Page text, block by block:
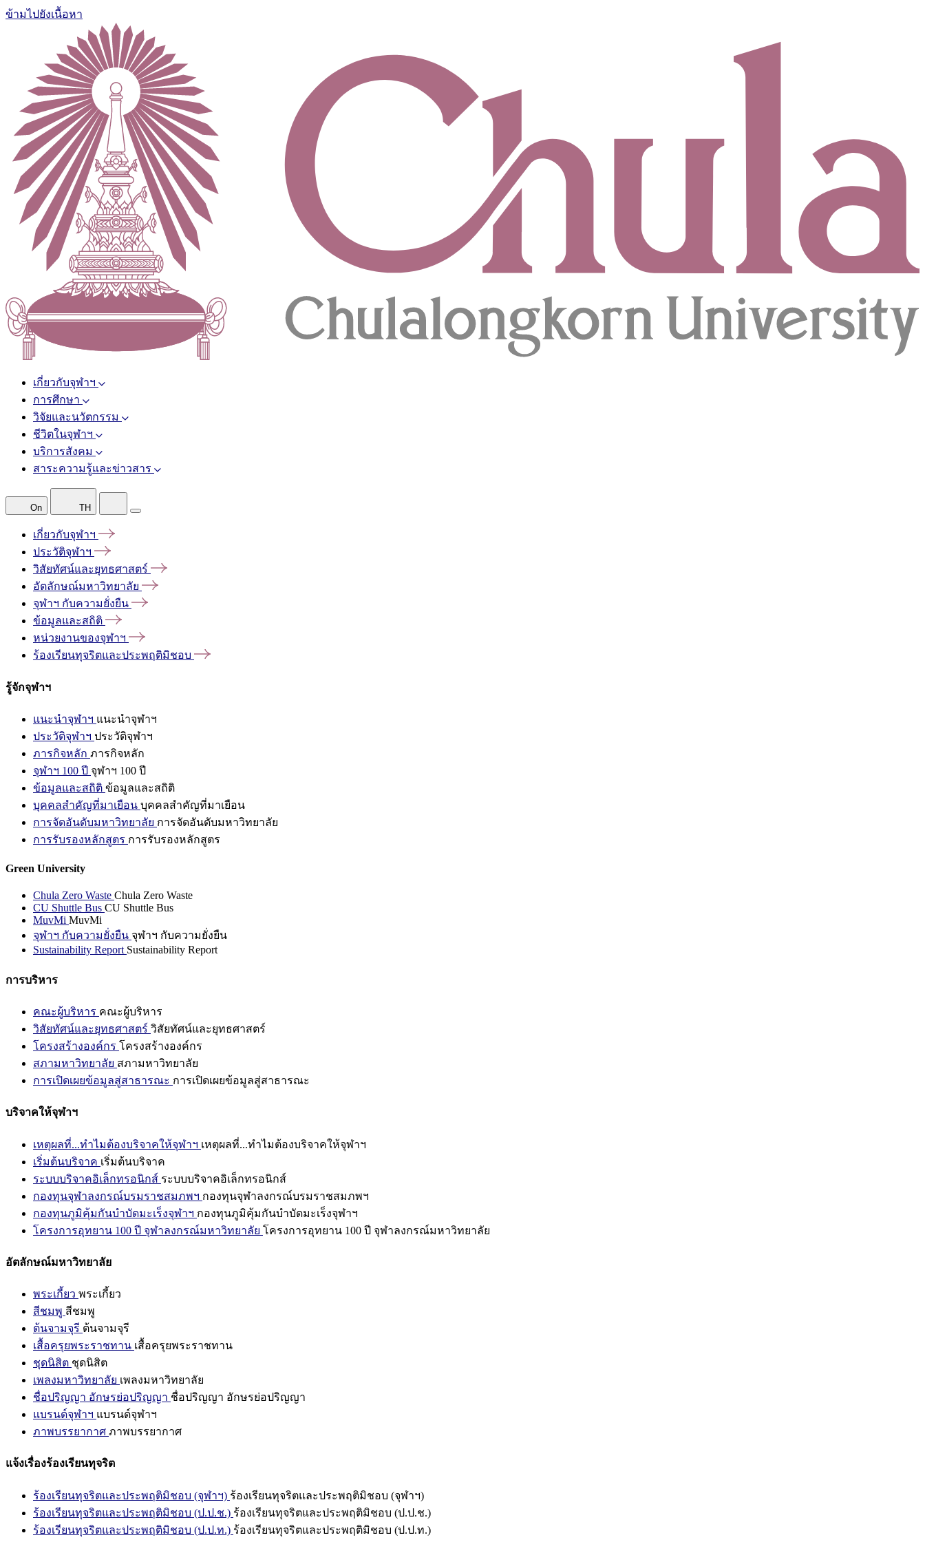
ข้ามไปยังเนื้อหา
เกี่ยวกับจุฬาฯ
การศึกษา
วิจัยและนวัตกรรม
ชีวิตในจุฬาฯ
บริการสังคม
สาระความรู้และข่าวสาร
On TH
เกี่ยวกับจุฬาฯ
ประวัติจุฬาฯ
วิสัยทัศน์และยุทธศาสตร์
อัตลักษณ์มหาวิทยาลัย
จุฬาฯ กับความยั่งยืน
ข้อมูลและสถิติ
หน่วยงานของจุฬาฯ
ร้องเรียนทุจริตและประพฤติมิชอบ
รู้จักจุฬาฯ
แนะนำจุฬาฯ แนะนำจุฬาฯ
ประวัติจุฬาฯ ประวัติจุฬาฯ
ภารกิจหลัก ภารกิจหลัก
จุฬาฯ 100 ปี จุฬาฯ 100 ปี
ข้อมูลและสถิติ ข้อมูลและสถิติ
บุคคลสำคัญที่มาเยือน บุคคลสำคัญที่มาเยือน
การจัดอันดับมหาวิทยาลัย การจัดอันดับมหาวิทยาลัย
การรับรองหลักสูตร การรับรองหลักสูตร
Green University
Chula Zero Waste Chula Zero Waste
CU Shuttle Bus CU Shuttle Bus
MuvMi MuvMi
จุฬาฯ กับความยั่งยืน จุฬาฯ กับความยั่งยืน
Sustainability Report Sustainability Report
การบริหาร
คณะผู้บริหาร คณะผู้บริหาร
วิสัยทัศน์และยุทธศาสตร์ วิสัยทัศน์และยุทธศาสตร์
โครงสร้างองค์กร โครงสร้างองค์กร
สภามหาวิทยาลัย สภามหาวิทยาลัย
การเปิดเผยข้อมูลสู่สาธารณะ การเปิดเผยข้อมูลสู่สาธารณะ
บริจาคให้จุฬาฯ
เหตุผลที่...ทำไมต้องบริจาคให้จุฬาฯ เหตุผลที่...ทำไมต้องบริจาคให้จุฬาฯ
เริ่มต้นบริจาค เริ่มต้นบริจาค
ระบบบริจาคอิเล็กทรอนิกส์ ระบบบริจาคอิเล็กทรอนิกส์
กองทุนจุฬาลงกรณ์บรมราชสมภพฯ กองทุนจุฬาลงกรณ์บรมราชสมภพฯ
กองทุนภูมิคุ้มกันบำบัดมะเร็งจุฬาฯ กองทุนภูมิคุ้มกันบำบัดมะเร็งจุฬาฯ
โครงการอุทยาน 100 ปี จุฬาลงกรณ์มหาวิทยาลัย โครงการอุทยาน 100 ปี จุฬาลงกรณ์มหาวิทยาลัย
อัตลักษณ์มหาวิทยาลัย
พระเกี้ยว พระเกี้ยว
สีชมพู สีชมพู
ต้นจามจุรี ต้นจามจุรี
เสื้อครุยพระราชทาน เสื้อครุยพระราชทาน
ชุดนิสิต ชุดนิสิต
เพลงมหาวิทยาลัย เพลงมหาวิทยาลัย
ชื่อปริญญา อักษรย่อปริญญา ชื่อปริญญา อักษรย่อปริญญา
แบรนด์จุฬาฯ แบรนด์จุฬาฯ
ภาพบรรยากาศ ภาพบรรยากาศ
แจ้งเรื่องร้องเรียนทุจริต
ร้องเรียนทุจริตและประพฤติมิชอบ (จุฬาฯ) ร้องเรียนทุจริตและประพฤติมิชอบ (จุฬาฯ)
ร้องเรียนทุจริตและประพฤติมิชอบ (ป.ป.ช.) ร้องเรียนทุจริตและประพฤติมิชอบ (ป.ป.ช.)
ร้องเรียนทุจริตและประพฤติมิชอบ (ป.ป.ท.) ร้องเรียนทุจริตและประพฤติมิชอบ (ป.ป.ท.)